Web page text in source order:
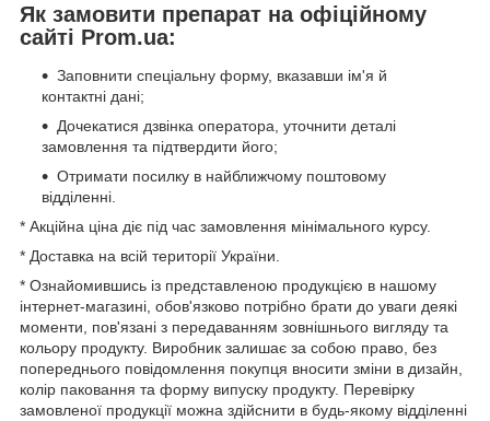
Як замовити препарат на офіційному
сайті Prom.ua:
Заповнити спеціальну форму, вказавши ім'я й
контактні дані;
Дочекатися дзвінка оператора, уточнити деталі
замовлення та підтвердити його;
Отримати посилку в найближчому поштовому
відділенні.
* Акційна ціна діє під час замовлення мінімального курсу.
* Доставка на всій території України.
* Ознайомившись із представленою продукцією в нашому
інтернет-магазині, обов'язково потрібно брати до уваги деякі
моменти, пов'язані з передаванням зовнішнього вигляду та
кольору продукту. Виробник залишає за собою право, без
попереднього повідомлення покупця вносити зміни в дизайн,
колір паковання та форму випуску продукту. Перевірку
замовленої продукції можна здійснити в будь-якому відділенні